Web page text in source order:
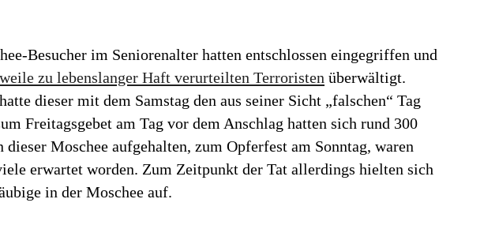
Besucher im Seniorenalter hatten entschlossen eingegriffen und
zu lebenslanger Haft verurteilten Terroristen überwältigt.
dieser mit dem Samstag den aus seiner Sicht „falschen“ Tag
Freitagsgebet am Tag vor dem Anschlag hatten sich rund 300
dieser Moschee aufgehalten, zum Opferfest am Sonntag, waren
erwartet worden. Zum Zeitpunkt der Tat allerdings hielten sich
in der Moschee auf.